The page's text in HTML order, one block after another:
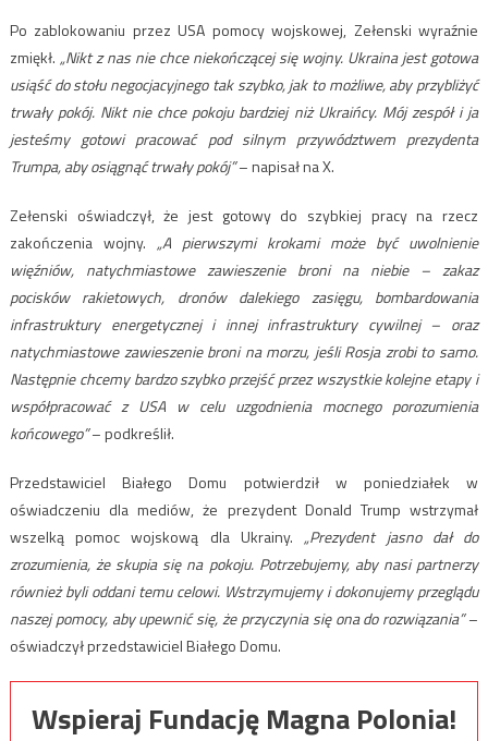
Po zablokowaniu przez USA pomocy wojskowej, Zełenski wyraźnie
zmiękł. „Nikt z nas nie chce niekończącej się wojny. Ukraina jest gotowa
usiąść do stołu negocjacyjnego tak szybko, jak to możliwe, aby przybliżyć
trwały pokój. Nikt nie chce pokoju bardziej niż Ukraińcy. Mój zespół i ja
jesteśmy gotowi pracować pod silnym przywództwem prezydenta
Trumpa, aby osiągnąć trwały pokój”– napisał na X.
Zełenski oświadczył, że jest gotowy do szybkiej pracy na rzecz
zakończenia wojny. „A pierwszymi krokami może być uwolnienie
więźniów, natychmiastowe zawieszenie broni na niebie – zakaz
pocisków rakietowych, dronów dalekiego zasięgu, bombardowania
infrastruktury energetycznej i innej infrastruktury cywilnej – oraz
natychmiastowe zawieszenie broni na morzu, jeśli Rosja zrobi to samo.
Następnie chcemy bardzo szybko przejść przez wszystkie kolejne etapy i
współpracować z USA w celu uzgodnienia mocnego porozumienia
końcowego”– podkreślił.
Przedstawiciel Białego Domu potwierdził w poniedziałek w
oświadczeniu dla mediów, że prezydent Donald Trump wstrzymał
wszelką pomoc wojskową dla Ukrainy. „Prezydent jasno dał do
zrozumienia, że skupia się na pokoju. Potrzebujemy, aby nasi partnerzy
również byli oddani temu celowi. Wstrzymujemy i dokonujemy przeglądu
naszej pomocy, aby upewnić się, że przyczynia się ona do rozwiązania”–
oświadczył przedstawiciel Białego Domu.
Wspieraj Fundację Magna Polonia!